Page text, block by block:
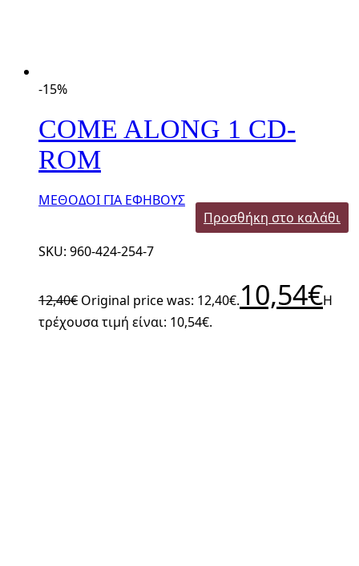
-15%
COME ALONG 1 CD-
ROM
ΜΕΘΟΔΟΙ ΓΙΑ ΕΦΗΒΟΥΣ
Προσθήκη στο καλάθι
SKU: 960-424-254-7
12,40€ Original price was: 12,40€.10,54€Η
τρέχουσα τιμή είναι: 10,54€.